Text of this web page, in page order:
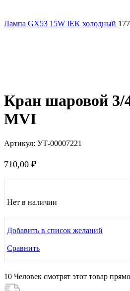
Лампа GX53 15W IEK холодный
Кран шаровой 3/
MVI
Артикул: УТ-00007221
710,00 ₽
Нет в наличии
Добавить в список желаний
Сравнить
10 Человек смотрят этот товар